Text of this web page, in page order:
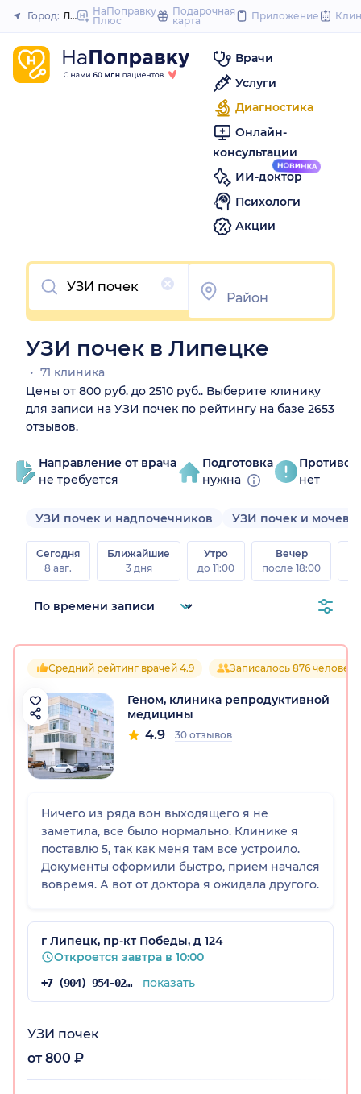
to
Закрыть
Город: ЛипецкНаПоправку
Плюс
Подарочная
карта
Приложение
Врачи
Услуги
Диагностика
Онлайн-
консультации
ИИ-доктор
Психологи
Акции
Очистить
УЗИ почек в Липецке
71 клиника
Цены от 800 руб. до 2510 руб.. Выберите клинику
для записи на УЗИ почек по рейтингу на базе 2653
отзывов.
Направление от врача
не требуется
Подготовка
нужна
нет
УЗИ почек и надпочечников УЗИ почек и
Сегодня
8 авг.
Ближайшие
3 дня
Утро
до 11:00
Вечер
после 18:00
Средний рейтинг врачей 4.9 Записалось 876 человек
Геном, клиника репродуктивной
медицины
4.9 30 отзывов
Ничего из ряда вон выходящего я не
заметила, все было нормально. Клинике я
поставлю 5, так как меня там все устроило.
Документы оформили быстро, прием начался
вовремя. А вот от доктора я ожидала другого.
г Липецк, пр-кт Победы, д 124
Откроется завтра в 10:00
+7 (904) 954-02-59 показать
УЗИ почек
от 800 ₽